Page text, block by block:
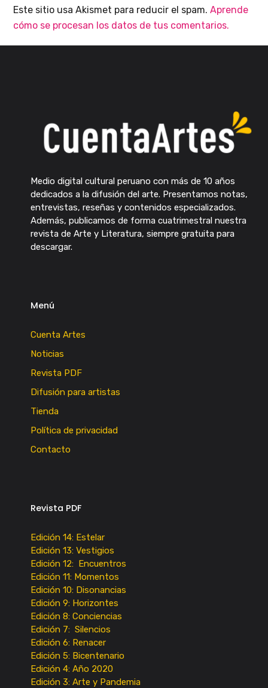
Este sitio usa Akismet para reducir el spam.Aprende
cómo se procesan los datos de tus comentarios.
Medio digital cultural peruano con más de 10 años
dedicados a la difusión del arte. Presentamos notas,
entrevistas, reseñas y contenidos especializados.
Además, publicamos de forma cuatrimestral nuestra
revista de Arte y Literatura, siempre gratuita para
descargar.
Menú
Cuenta Artes
Noticias
Revista PDF
Difusión para artistas
Tienda
Política de privacidad
Contacto
Revista PDF
Edición 14: Estelar
Edición 13: Vestigios
Edición 12: Encuentros
Edición 11: Momentos
Edición 10: Disonancias
Edición 9: Horizontes
Edición 8: Conciencias
Edición 7: Silencios
Edición 6: Renacer
Edición 5: Bicentenario
Edición 4: Año 2020
Edición 3: Arte y Pandemia